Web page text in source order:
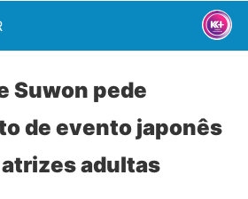
Suwon pede
de evento japonês
adultas